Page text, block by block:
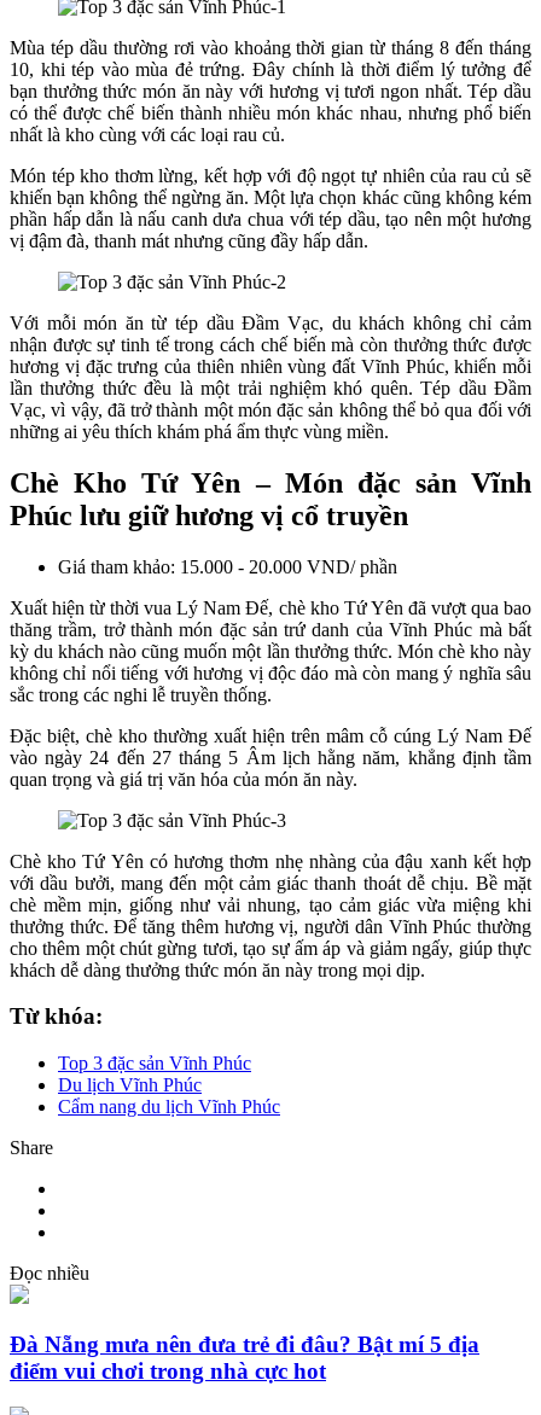
Mùa tép dầu thường rơi vào khoảng thời gian từ tháng 8 đến tháng
10, khi tép vào mùa đẻ trứng. Đây chính là thời điểm lý tưởng để
bạn thưởng thức món ăn này với hương vị tươi ngon nhất. Tép dầu
có thể được chế biến thành nhiều món khác nhau, nhưng phổ biến
nhất là kho cùng với các loại rau củ.
Món tép kho thơm lừng, kết hợp với độ ngọt tự nhiên của rau củ sẽ
khiến bạn không thể ngừng ăn. Một lựa chọn khác cũng không kém
phần hấp dẫn là nấu canh dưa chua với tép dầu, tạo nên một hương
vị đậm đà, thanh mát nhưng cũng đầy hấp dẫn.
Với mỗi món ăn từ tép dầu Đầm Vạc, du khách không chỉ cảm
nhận được sự tinh tế trong cách chế biến mà còn thưởng thức được
hương vị đặc trưng của thiên nhiên vùng đất Vĩnh Phúc, khiến mỗi
lần thưởng thức đều là một trải nghiệm khó quên. Tép dầu Đầm
Vạc, vì vậy, đã trở thành một món đặc sản không thể bỏ qua đối với
những ai yêu thích khám phá ẩm thực vùng miền.
Chè Kho Tứ Yên – Món đặc sản Vĩnh
Phúc lưu giữ hương vị cổ truyền
Giá tham khảo: 15.000 - 20.000 VND/ phần
Xuất hiện từ thời vua Lý Nam Đế, chè kho Tứ Yên đã vượt qua bao
thăng trầm, trở thành món đặc sản trứ danh của Vĩnh Phúc mà bất
kỳ du khách nào cũng muốn một lần thưởng thức. Món chè kho này
không chỉ nổi tiếng với hương vị độc đáo mà còn mang ý nghĩa sâu
sắc trong các nghi lễ truyền thống.
Đặc biệt, chè kho thường xuất hiện trên mâm cỗ cúng Lý Nam Đế
vào ngày 24 đến 27 tháng 5 Âm lịch hằng năm, khẳng định tầm
quan trọng và giá trị văn hóa của món ăn này.
Chè kho Tứ Yên có hương thơm nhẹ nhàng của đậu xanh kết hợp
với dầu bưởi, mang đến một cảm giác thanh thoát dễ chịu. Bề mặt
chè mềm mịn, giống như vải nhung, tạo cảm giác vừa miệng khi
thưởng thức. Để tăng thêm hương vị, người dân Vĩnh Phúc thường
cho thêm một chút gừng tươi, tạo sự ấm áp và giảm ngấy, giúp thực
khách dễ dàng thưởng thức món ăn này trong mọi dịp.
Từ khóa:
Top 3 đặc sản Vĩnh Phúc
Du lịch Vĩnh Phúc
Cẩm nang du lịch Vĩnh Phúc
Share
Đọc nhiều
Đà Nẵng mưa nên đưa trẻ đi đâu? Bật mí 5 địa
điểm vui chơi trong nhà cực hot